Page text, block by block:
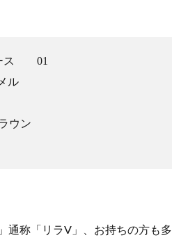
ース 01
ル
ウン
通称「リラV」、お持ちの方も多